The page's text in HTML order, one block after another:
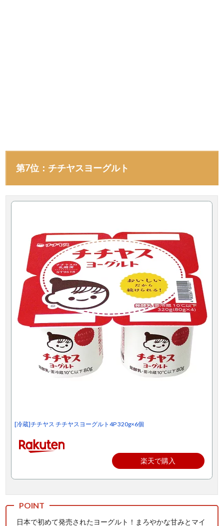
第7位：チチヤスヨーグルト
[冷蔵]チチヤス チチヤスヨーグルト4P 320g×6個
楽天で購入
日本で初めて発売されたヨーグルト！まろやかな甘みとマイ